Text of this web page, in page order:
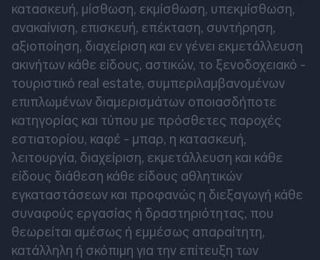
κατασκευή, μίσθωση, εκμίσθωση, υπεκμίσθωση,
ανακαίνιση, επισκευή, επέκταση, συντήρηση,
αξιοποίηση, διαχείριση και εν γένει εκμετάλλευση
ακινήτων κάθε είδους, αστικών, το ξενοδοχειακό -
τουριστικό real estate, συμπεριλαμβανομένων
επιπλωμένων διαμερισμάτων οποιασδήποτε
κατηγορίας και τύπου με πρόσθετες παροχές
εστιατορίου, καφέ - μπαρ, η κατασκευή,
λειτουργία, διαχείριση, εκμετάλλευση και κάθε
είδους διάθεση κάθε είδους αθλητικών
εγκαταστάσεων και προφανώς η διεξαγωγή κάθε
συναφούς εργασίας ή δραστηριότητας, που
θεωρείται αμέσως ή εμμέσως απαραίτητη,
κατάλληλη ή σκόπιμη για την επίτευξη των